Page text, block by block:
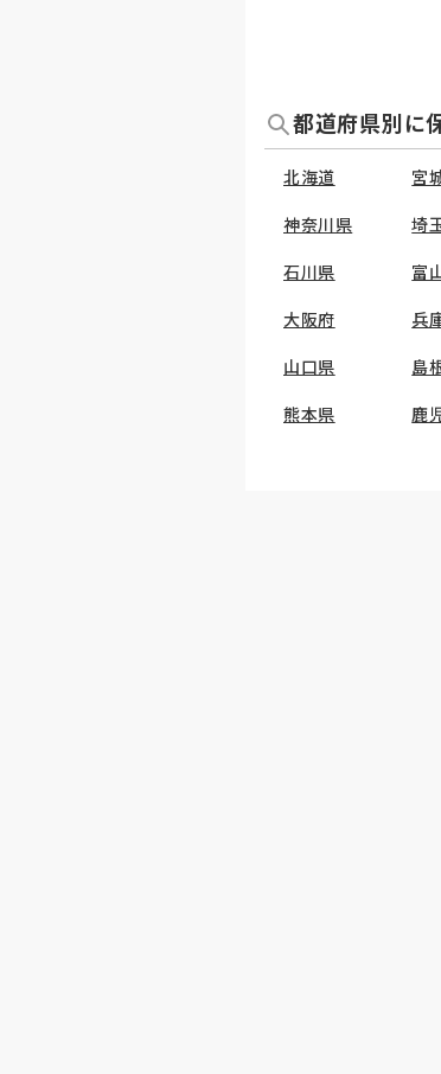
都道府県別に
北海道 宮
神奈川県 埼
石川県 富
大阪府 兵
山口県 島
熊本県 鹿